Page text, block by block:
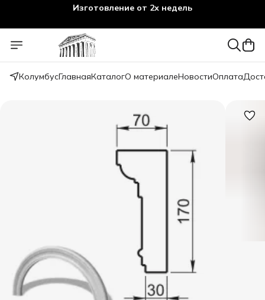
КолумбусГлавнаяКаталогО материалеНовостиОплата